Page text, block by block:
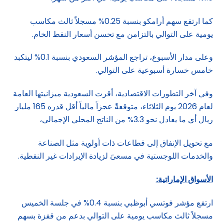
كما ارتفع سهم أرامكو بنسبة 0.25% مسجلاً ثالث مكاسب
يومية على التوالي بالتزامن مع تحسن أسعار النفط الخام.
وعلى مدار الأسبوع، تراجع المؤشر السعودي بنسبة 0.1% ليتكبد
خامس خسارة أسبوعية على التوالي.
وفي آخر التطورات الاقتصادية، أقرت السعودية ميزانيتها العامة
لعام 2026 يوم الثلاثاء، متوقعةً عجزاً مالياً أقل قدره 165 مليار
ريال أي ما يعادل نحو 3.3% من الناتج المحلي الإجمالي،
مع تحويل الإنفاق إلى قطاعات ذات أولوية مثل الصناعة
والخدمات اللوجستية في مسعىً لزيادة الإيرادات غير النفطية.
الأسواق الإماراتية:
ارتفع مؤشر فوتسي أبوظبي بنسبة 0.4% في جلسة الخميس
مسجلاً ثالث مكاسب يومية على التوالي بدعم من قفزة بسهم